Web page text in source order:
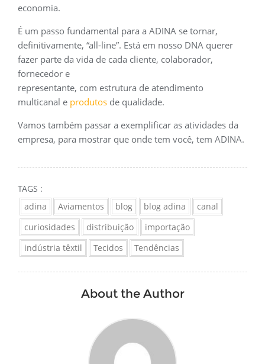
economia.
É um passo fundamental para a ADINA se tornar,
definitivamente, “all-line”. Está em nosso DNA querer
fazer parte da vida de cada cliente, colaborador,
fornecedor e
representante, com estrutura de atendimento
multicanal e produtos de qualidade.
Vamos também passar a exemplificar as atividades da
empresa, para mostrar que onde tem você, tem ADINA.
TAGS :
adina
Aviamentos blog blog adina
canal
curiosidades
distribuição
importação
indústria têxtil
Tecidos Tendências
About the Author